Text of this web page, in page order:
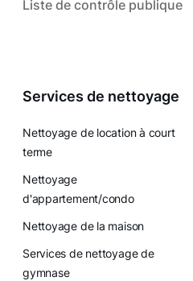
Liste de contrôle publique
Services de nettoyage
Nettoyage de location à court
terme
Nettoyage
d'appartement/condo
Nettoyage de la maison
Services de nettoyage de
gymnase